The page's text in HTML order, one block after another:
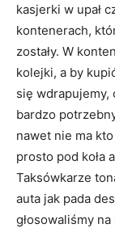
kasjerki w upał
kontenerach,
zostały. W
kolejki, a by
się wdrapujemy,
bardzo
nawet nie ma
prosto pod koła
Taksówkarze
auta jak pada
głosowaliśmy